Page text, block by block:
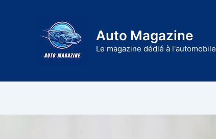
Auto Magazine
Le magazine dédié à l'automobile